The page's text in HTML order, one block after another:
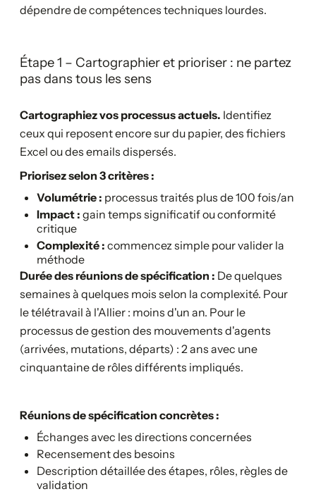
dépendre de compétences techniques lourdes.
Étape 1 – Cartographier et prioriser : ne partez
pas dans tous les sens
Cartographiez vos processus actuels. Identifiez
ceux qui reposent encore sur du papier, des fichiers
Excel ou des emails dispersés.
Priorisez selon 3 critères :
Volumétrie : processus traités plus de 100 fois/an
Impact : gain temps significatif ou conformité
critique
Complexité : commencez simple pour valider la
méthode
Durée des réunions de spécification : De quelques
semaines à quelques mois selon la complexité. Pour
le télétravail à l'Allier : moins d'un an. Pour le
processus de gestion des mouvements d'agents
(arrivées, mutations, départs) : 2 ans avec une
cinquantaine de rôles différents impliqués.
Réunions de spécification concrètes :
Échanges avec les directions concernées
Recensement des besoins
Description détaillée des étapes, rôles, règles de
validation